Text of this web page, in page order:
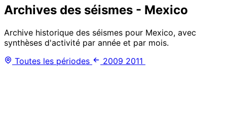
Archives des séismes - Mexico
Archive historique des séismes pour Mexico, avec
synthèses d'activité par année et par mois.
Toutes les périodes
2009 2011